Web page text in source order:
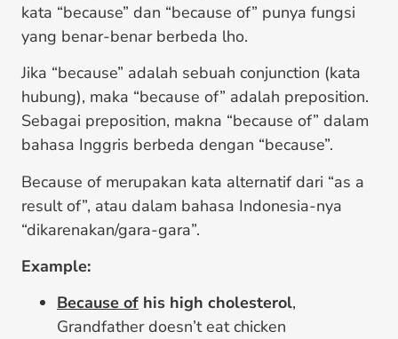
kata “because” dan “because of” punya fungsi
yang benar-benar berbeda lho.
Jika “because” adalah sebuah conjunction (kata
hubung), maka “because of” adalah preposition.
Sebagai preposition, makna “because of” dalam
bahasa Inggris berbeda dengan “because”.
Because of merupakan kata alternatif dari “as a
result of”, atau dalam bahasa Indonesia-nya
“dikarenakan/gara-gara”.
Example:
Because of his high cholesterol,
Grandfather doesn’t eat chicken